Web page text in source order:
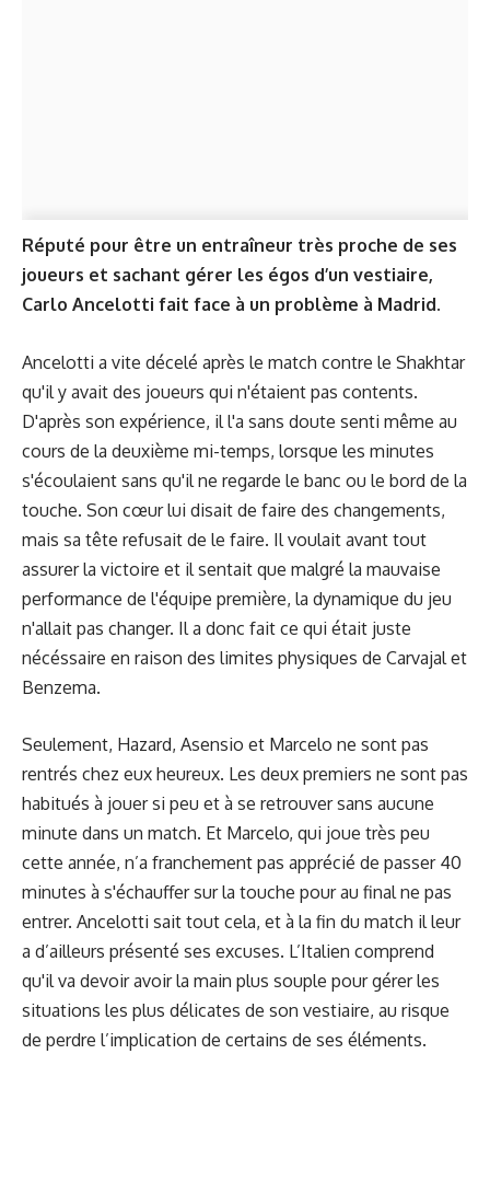
Réputé pour être un entraîneur très proche de ses
joueurs et sachant gérer les égos d’un vestiaire,
Carlo Ancelotti fait face à un problème à Madrid.
Ancelotti a vite décelé après le match contre le Shakhtar
qu'il y avait des joueurs qui n'étaient pas contents.
D'après son expérience, il l'a sans doute senti même au
cours de la deuxième mi-temps, lorsque les minutes
s'écoulaient sans qu'il ne regarde le banc ou le bord de la
touche. Son cœur lui disait de faire des changements,
mais sa tête refusait de le faire. Il voulait avant tout
assurer la victoire et il sentait que malgré la mauvaise
performance de l'équipe première, la dynamique du jeu
n'allait pas changer. Il a donc fait ce qui était juste
nécéssaire en raison des limites physiques de Carvajal et
Benzema.
Seulement, Hazard, Asensio et Marcelo ne sont pas
rentrés chez eux heureux. Les deux premiers ne sont pas
habitués à jouer si peu et à se retrouver sans aucune
minute dans un match. Et Marcelo, qui joue très peu
cette année, n’a franchement pas apprécié de passer 40
minutes à s'échauffer sur la touche pour au final ne pas
entrer. Ancelotti sait tout cela, et à la fin du match il leur
a d’ailleurs présenté ses excuses. L’Italien comprend
qu'il va devoir avoir la main plus souple pour gérer les
situations les plus délicates de son vestiaire, au risque
de perdre l’implication de certains de ses éléments.